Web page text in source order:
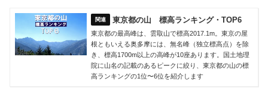
東京都の山 標高ランキング・TOP6
東京都の最高峰は、雲取山で標高2017.1m。東京の屋
根ともいえる奥多摩には、無名峰（独立標高点）を除
き、標高1700m以上の高峰が10座あります。国土地理
院に山名の記載のあるピークに絞り、東京都の山の標
高ランキングの1位〜6位を紹介します